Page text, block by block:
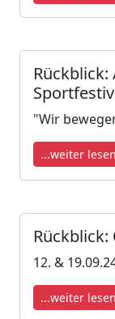
"Wir
...weiter lesen
12. &
...weiter lesen